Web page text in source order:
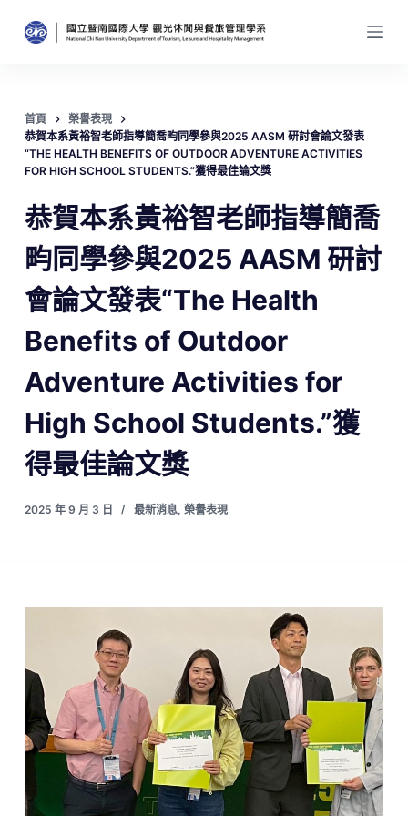
跳
至
內
容
首頁
榮譽表現
恭賀本系黃裕智老師指導簡喬畇同學參與2025 AASM 研討會論文發表
“THE HEALTH BENEFITS OF OUTDOOR ADVENTURE ACTIVITIES
FOR HIGH SCHOOL STUDENTS.”獲得最佳論文獎
恭賀本系黃裕智老師指導簡喬
畇同學參與2025 AASM 研討
會論文發表“The Health
Benefits of Outdoor
Adventure Activities for
High School Students.”獲
得最佳論文獎
2025 年 9 月 3 日 最新消息, 榮譽表現